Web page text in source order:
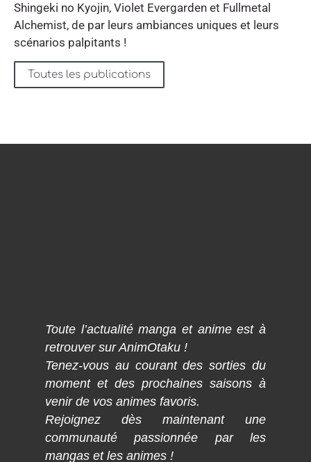
Shingeki no Kyojin, Violet Evergarden et Fullmetal
Alchemist, de par leurs ambiances uniques et leurs
scénarios palpitants !
Toutes les publications
Toute l’actualité manga et anime est à
retrouver sur AnimOtaku !
Tenez-vous au courant des sorties du
moment et des prochaines saisons à
venir de vos animes favoris.
Rejoignez dès maintenant une
communauté passionnée par les
mangas et les animes !